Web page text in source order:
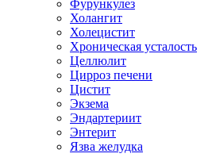
Фурункулез
Холангит
Холецистит
Хроническая усталость
Целлюлит
Цирроз печени
Цистит
Экзема
Эндартериит
Энтерит
Язва желудка